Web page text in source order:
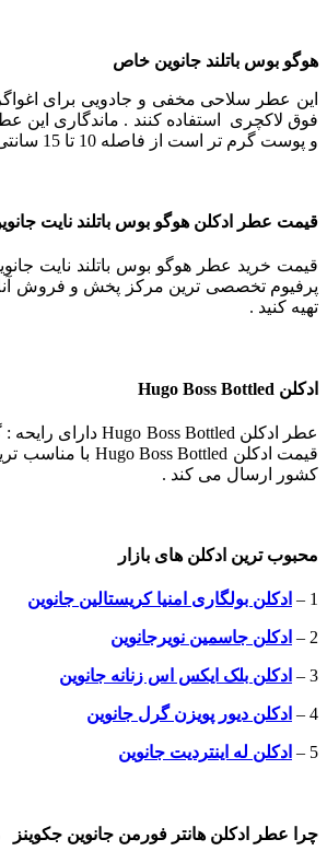
هوگو بوس باتلند جانوین خاص
این عطر سلاحی مخفی و جادویی برای
فوق لاکچری استفاده کنند . ماندگاری این
و پوست گرم تر است از فاصله 10 تا 15 سانتی اسپری فرمایید .
قیمت عطر ادکلن هوگو بوس باتلند نایت
قیمت خرید عطر هوگو بوس باتلند نایت
پرفیوم تخصصی ترین مرکز پخش و فروش
تهیه کنید .
ادکلن Hugo Boss Bottled
کشور ارسال می کند .
محبوب ترین ادکلن های بازار
1 – ادکلن بولگاری امنیا کریستالین جانوین
2 – ادکلن جاسمین نویرجانوین
3 – ادکلن بلک ایکس اس زنانه جانوین
4 – ادکلن دیور پویزن گرل جانوین
5 – ادکلن له اینتردیت جانوین
چرا عطر ادکلن هانتر فورمن جانوین جکوینز